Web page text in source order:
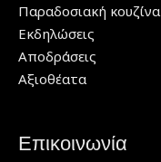
Παραδοσιακή κουζίνα
Εκδηλώσεις
Αποδράσεις
Αξιοθέατα
Επικοινωνία